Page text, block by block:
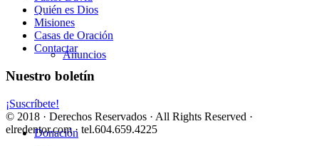
Anuncios
Donación
Quién es Dios
Misiones
Casas de Oración
Contactar
Nuestro boletín
¡Suscríbete!
© 2018 · Derechos Reservados · All Rights Reserved ·
elredentor.com · tel.604.659.4225